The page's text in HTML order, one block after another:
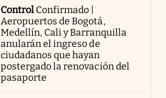
Control Confirmado |
Aeropuertos de Bogotá,
Medellín, Cali y Barranquilla
anularán el ingreso de
ciudadanos que hayan
postergado la renovación del
pasaporte